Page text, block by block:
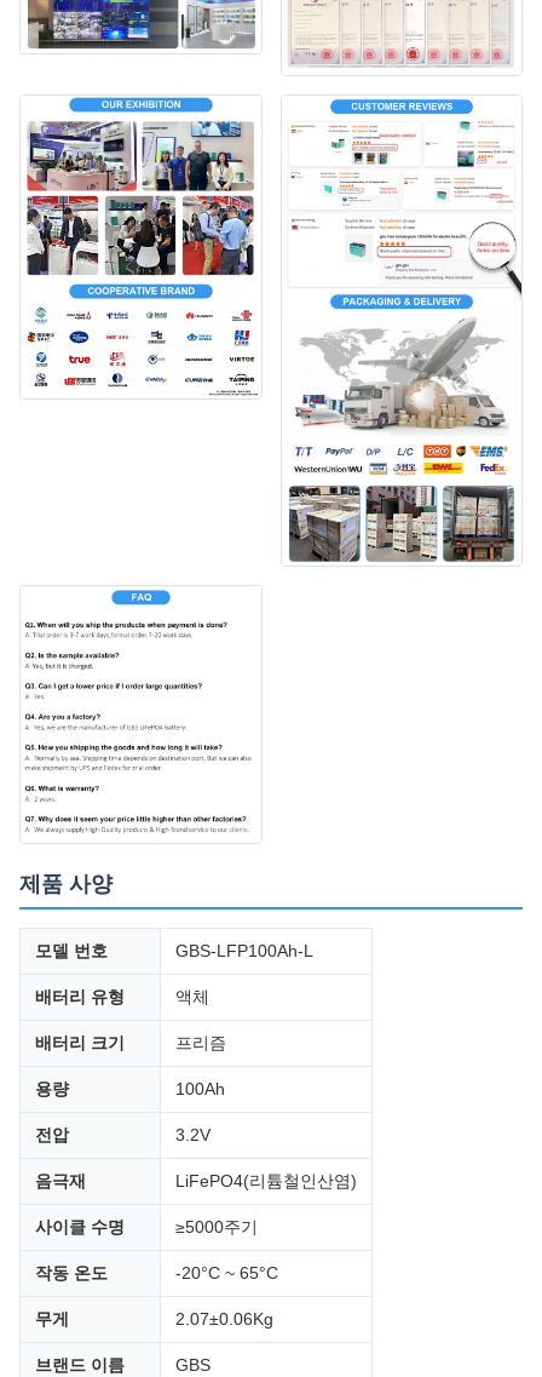
제품 사양
모델 번호 GBS-LFP100Ah-L
배터리 유형 액체
배터리 크기 프리즘
용량 100Ah
전압 3.2V
음극재 LiFePO4(리튬철인산염)
사이클 수명 ≥5000주기
작동 온도 -20°C ~ 65°C
무게 2.07±0.06Kg
브랜드 이름 GBS